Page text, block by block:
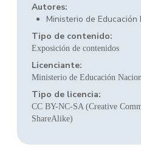
Autores:
Ministerio de Educación
Tipo de contenido:
Exposición de contenidos
Licenciante:
Ministerio de Educación
Tipo de licencia:
CC BY-NC-SA (Creative
ShareAlike)